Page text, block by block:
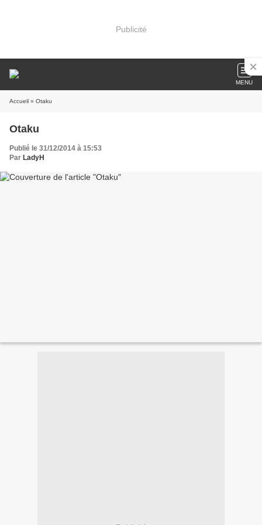
Publicité
MENU
Accueil » Otaku
Otaku
Publié le 31/12/2014 à 15:53
Par LadyH